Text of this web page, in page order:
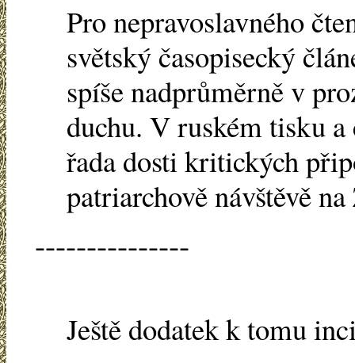
Pro nepravoslavného
světský časopisecký
spíše nadprůměrně v
duchu. V ruském tisku
řada dosti kritických
patriarchově návštěvě na
---------------
Ještě dodatek k tomu